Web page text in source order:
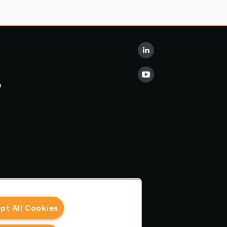
All Cookies